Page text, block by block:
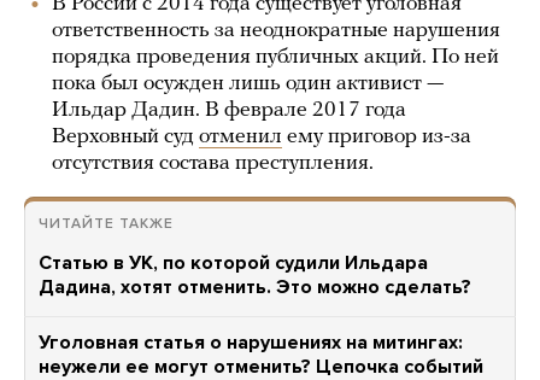
ответственность за неоднократные нарушения
порядка проведения публичных акций. По ней
пока был осужден лишь один активист —
Ильдар Дадин. В феврале 2017 года
Верховный суд отменил ему приговор из-за
отсутствия состава преступления.
ЧИТАЙТЕ ТАКЖЕ
Статью в УК, по которой судили Ильдара
Дадина, хотят отменить. Это можно сделать?
Уголовная статья о нарушениях на митингах:
неужели ее могут отменить? Цепочка событий